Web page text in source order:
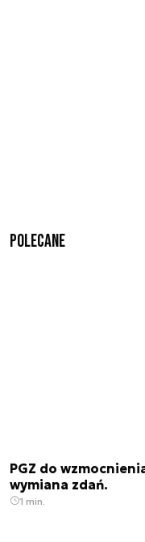
Polecane
PGZ do
wymiana zdań.
1 min.